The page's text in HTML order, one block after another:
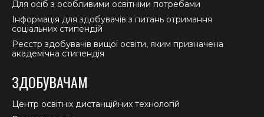
Для осіб з особливими освітніми потребами
Інформація для здобувачів з питань отримання
соціальних стипендій
Реєстр здобувачів вищої освіти, яким призначена
академічна стипендія
ЗДОБУВАЧАМ
Центр освітніх дистанційних технологій